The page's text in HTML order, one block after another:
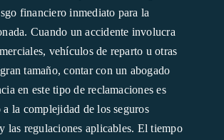
financiero inmediato para la
Cuando un accidente involucra
vehículos de reparto u otras
tamaño, contar con un abogado
en este tipo de reclamaciones es
la complejidad de los seguros
las regulaciones aplicables. El tiempo